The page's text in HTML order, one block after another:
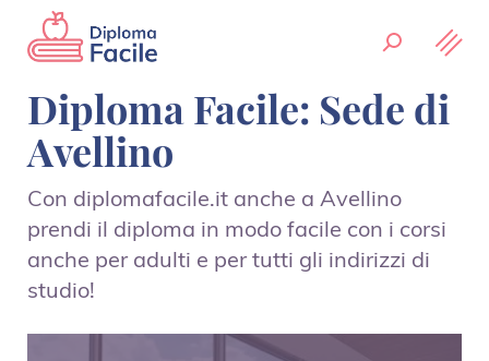
Diploma Facile: Sede di
Avellino
Con diplomafacile.it anche a Avellino
prendi il diploma in modo facile con i corsi
anche per adulti e per tutti gli indirizzi di
studio!